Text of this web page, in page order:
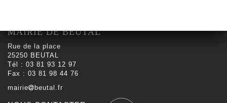
MAIRIE DE BEUTAL
Rue de la place
25250 BEUTAL
Tél : 03 81 93 12 97
Fax : 03 81 98 44 76
mairie
beutal.fr